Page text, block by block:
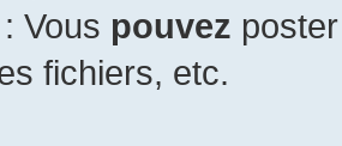
Vous pouvez
fichiers, etc.